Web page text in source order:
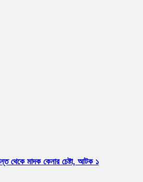
থেকে মাদক কেনার চেষ্টা, আটক ১